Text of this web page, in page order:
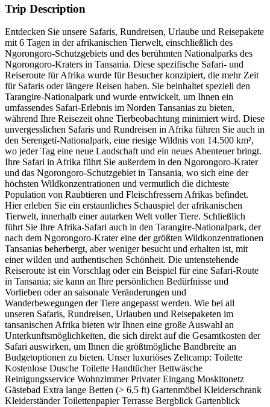
Trip Description
Entdecken Sie unsere Safaris, Rundreisen, Urlaube und Reisepakete
mit 6 Tagen in der afrikanischen Tierwelt, einschließlich des
Ngorongoro-Schutzgebiets und des berühmten Nationalparks des
Ngorongoro-Kraters in Tansania. Diese spezifische Safari- und
Reiseroute für Afrika wurde für Besucher konzipiert, die mehr Zeit
für Safaris oder längere Reisen haben. Sie beinhaltet speziell den
Tarangire-Nationalpark und wurde entwickelt, um Ihnen ein
umfassendes Safari-Erlebnis im Norden Tansanias zu bieten,
während Ihre Reisezeit ohne Tierbeobachtung minimiert wird. Diese
unvergesslichen Safaris und Rundreisen in Afrika führen Sie auch in
den Serengeti-Nationalpark, eine riesige Wildnis von 14.500 km²,
wo jeder Tag eine neue Landschaft und ein neues Abenteuer bringt.
Ihre Safari in Afrika führt Sie außerdem in den Ngorongoro-Krater
und das Ngorongoro-Schutzgebiet in Tansania, wo sich eine der
höchsten Wildkonzentrationen und vermutlich die dichteste
Population von Raubtieren und Fleischfressern Afrikas befindet.
Hier erleben Sie ein erstaunliches Schauspiel der afrikanischen
Tierwelt, innerhalb einer autarken Welt voller Tiere. Schließlich
führt Sie Ihre Afrika-Safari auch in den Tarangire-Nationalpark, der
nach dem Ngorongoro-Krater eine der größten Wildkonzentrationen
Tansanias beherbergt, aber weniger besucht und erhalten ist, mit
einer wilden und authentischen Schönheit. Die untenstehende
Reiseroute ist ein Vorschlag oder ein Beispiel für eine Safari-Route
in Tansania; sie kann an Ihre persönlichen Bedürfnisse und
Vorlieben oder an saisonale Veränderungen und
Wanderbewegungen der Tiere angepasst werden. Wie bei all
unseren Safaris, Rundreisen, Urlauben und Reisepaketen im
tansanischen Afrika bieten wir Ihnen eine große Auswahl an
Unterkunftsmöglichkeiten, die sich direkt auf die Gesamtkosten der
Safari auswirken, um Ihnen die größtmögliche Bandbreite an
Budgetoptionen zu bieten. Unser luxuriöses Zeltcamp: Toilette
Kostenlose Dusche Toilette Handtücher Bettwäsche
Reinigungsservice Wohnzimmer Privater Eingang Moskitonetz
Gästebad Extra lange Betten (> 6,5 ft) Gartenmöbel Kleiderschrank
Kleiderständer Toilettenpapier Terrasse Bergblick Gartenblick